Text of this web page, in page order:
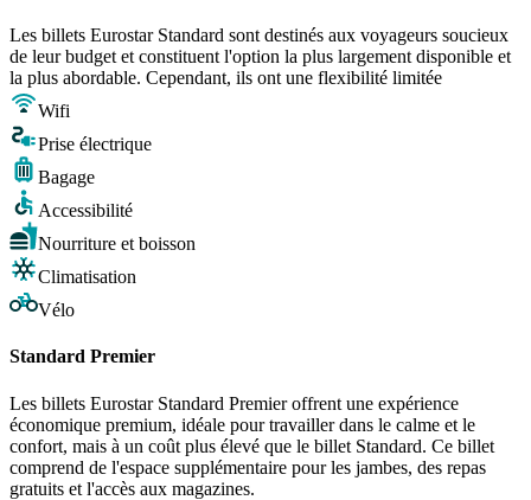
Les billets Eurostar Standard sont destinés aux voyageurs soucieux
de leur budget et constituent l'option la plus largement disponible et
la plus abordable. Cependant, ils ont une flexibilité limitée
Wifi
Prise électrique
Bagage
Accessibilité
Nourriture et boisson
Climatisation
Vélo
Standard Premier
Les billets Eurostar Standard Premier offrent une expérience
économique premium, idéale pour travailler dans le calme et le
confort, mais à un coût plus élevé que le billet Standard. Ce billet
comprend de l'espace supplémentaire pour les jambes, des repas
gratuits et l'accès aux magazines.